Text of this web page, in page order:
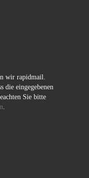
wir rapidmail.
die eingegebenen
Sie bitte